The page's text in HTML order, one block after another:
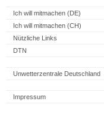
Ich will mitmachen (DE)
Ich will mitmachen (CH)
Nützliche Links
DTN
Unwetterzentrale Deutschland
Impressum